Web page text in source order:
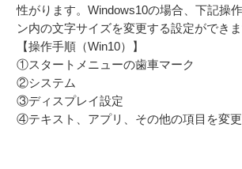
性がります。Windows10の場合、下記操
ン内の文字サイズを変更する設定ができま
【操作手順（Win10）】
①スタートメニューの歯車マーク
②システム
③ディスプレイ設定
④テキスト、アプリ、その他の項目を